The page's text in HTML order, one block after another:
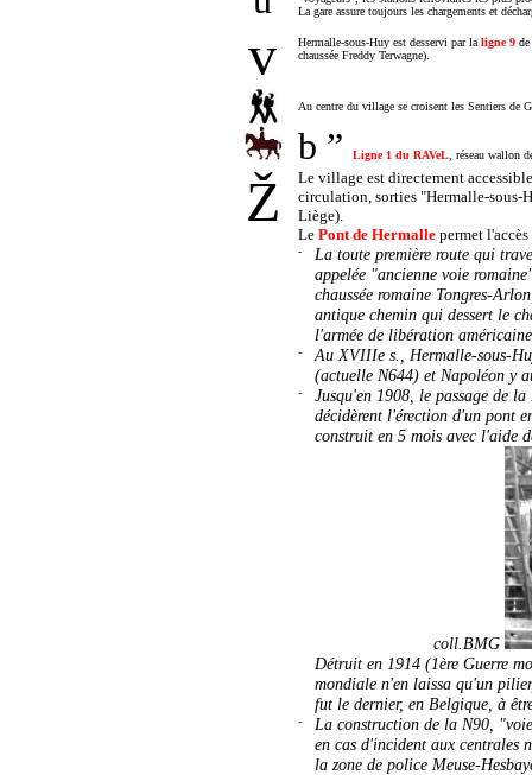
La gare assure toujours les chargements et
v Hermalle-sous-Huy est desservi par la ligne 9
chaussée Freddy Terwagne).
Au centre du village se croisent les Sentiers de
b ” Ligne 1 du RAVeL , réseau wallon
Ž
Le village est directement
circulation, sorties "Hermalle-sous-
Liège).
Le Pont de Hermalle permet
-
La toute première route qui
appelée "ancienne voie
chaussée romaine Tongres-
antique chemin qui dessert le
l'armée de libération
-
Au XVIIIe s., Hermalle-sous-
(actuelle N644) et Napoléon y
-
Jusqu'en 1908, le passage de
décidèrent l'érection d'un pont
construit en 5 mois avec l'aide
coll.BMG
Détruit en 1914 (1ère Guerre
mondiale n'en laissa qu'un
fut le dernier, en Belgique, à
-
La construction de la N90,
en cas d'incident aux centrales
la zone de police Meuse-